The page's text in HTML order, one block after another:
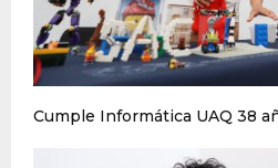
Cumple Informática UAQ 38